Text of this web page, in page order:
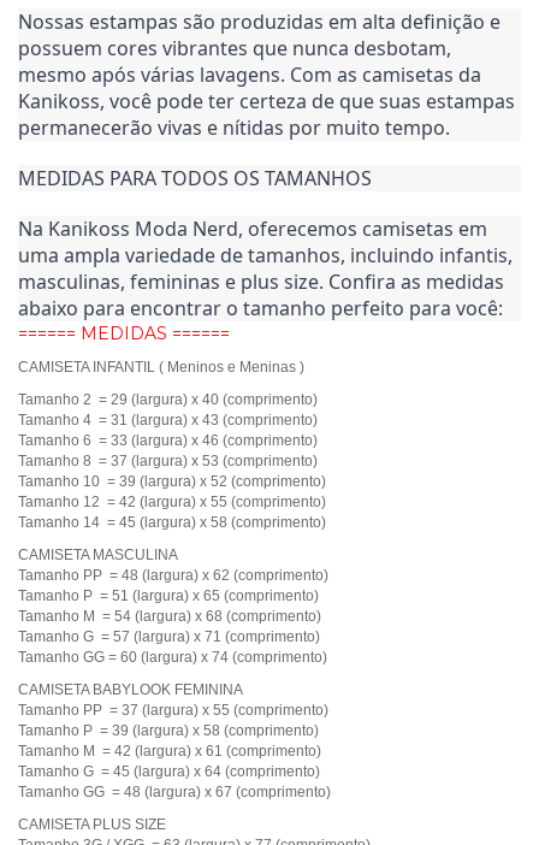
Nossas estampas são produzidas em alta definição e
possuem cores vibrantes que nunca desbotam,
mesmo após várias lavagens. Com as camisetas da
Kanikoss, você pode ter certeza de que suas estampas
permanecerão vivas e nítidas por muito tempo.
MEDIDAS PARA TODOS OS TAMANHOS
Na Kanikoss Moda Nerd, oferecemos camisetas em
uma ampla variedade de tamanhos, incluindo infantis,
masculinas, femininas e plus size. Confira as medidas
abaixo para encontrar o tamanho perfeito para você:
====== MEDIDAS ======
CAMISETA INFANTIL ( Meninos e Meninas )
Tamanho 2 = 29 (largura) x 40 (comprimento)
Tamanho 4 = 31 (largura) x 43 (comprimento)
Tamanho 6 = 33 (largura) x 46 (comprimento)
Tamanho 8 = 37 (largura) x 53 (comprimento)
Tamanho 10 = 39 (largura) x 52 (comprimento)
Tamanho 12 = 42 (largura) x 55 (comprimento)
Tamanho 14 = 45 (largura) x 58 (comprimento)
CAMISETA MASCULINA
Tamanho PP = 48 (largura) x 62 (comprimento)
Tamanho P = 51 (largura) x 65 (comprimento)
Tamanho M = 54 (largura) x 68 (comprimento)
Tamanho G = 57 (largura) x 71 (comprimento)
Tamanho GG = 60 (largura) x 74 (comprimento)
CAMISETA BABYLOOK FEMININA
Tamanho PP = 37 (largura) x 55 (comprimento)
Tamanho P = 39 (largura) x 58 (comprimento)
Tamanho M = 42 (largura) x 61 (comprimento)
Tamanho G = 45 (largura) x 64 (comprimento)
Tamanho GG = 48 (largura) x 67 (comprimento)
CAMISETA PLUS SIZE